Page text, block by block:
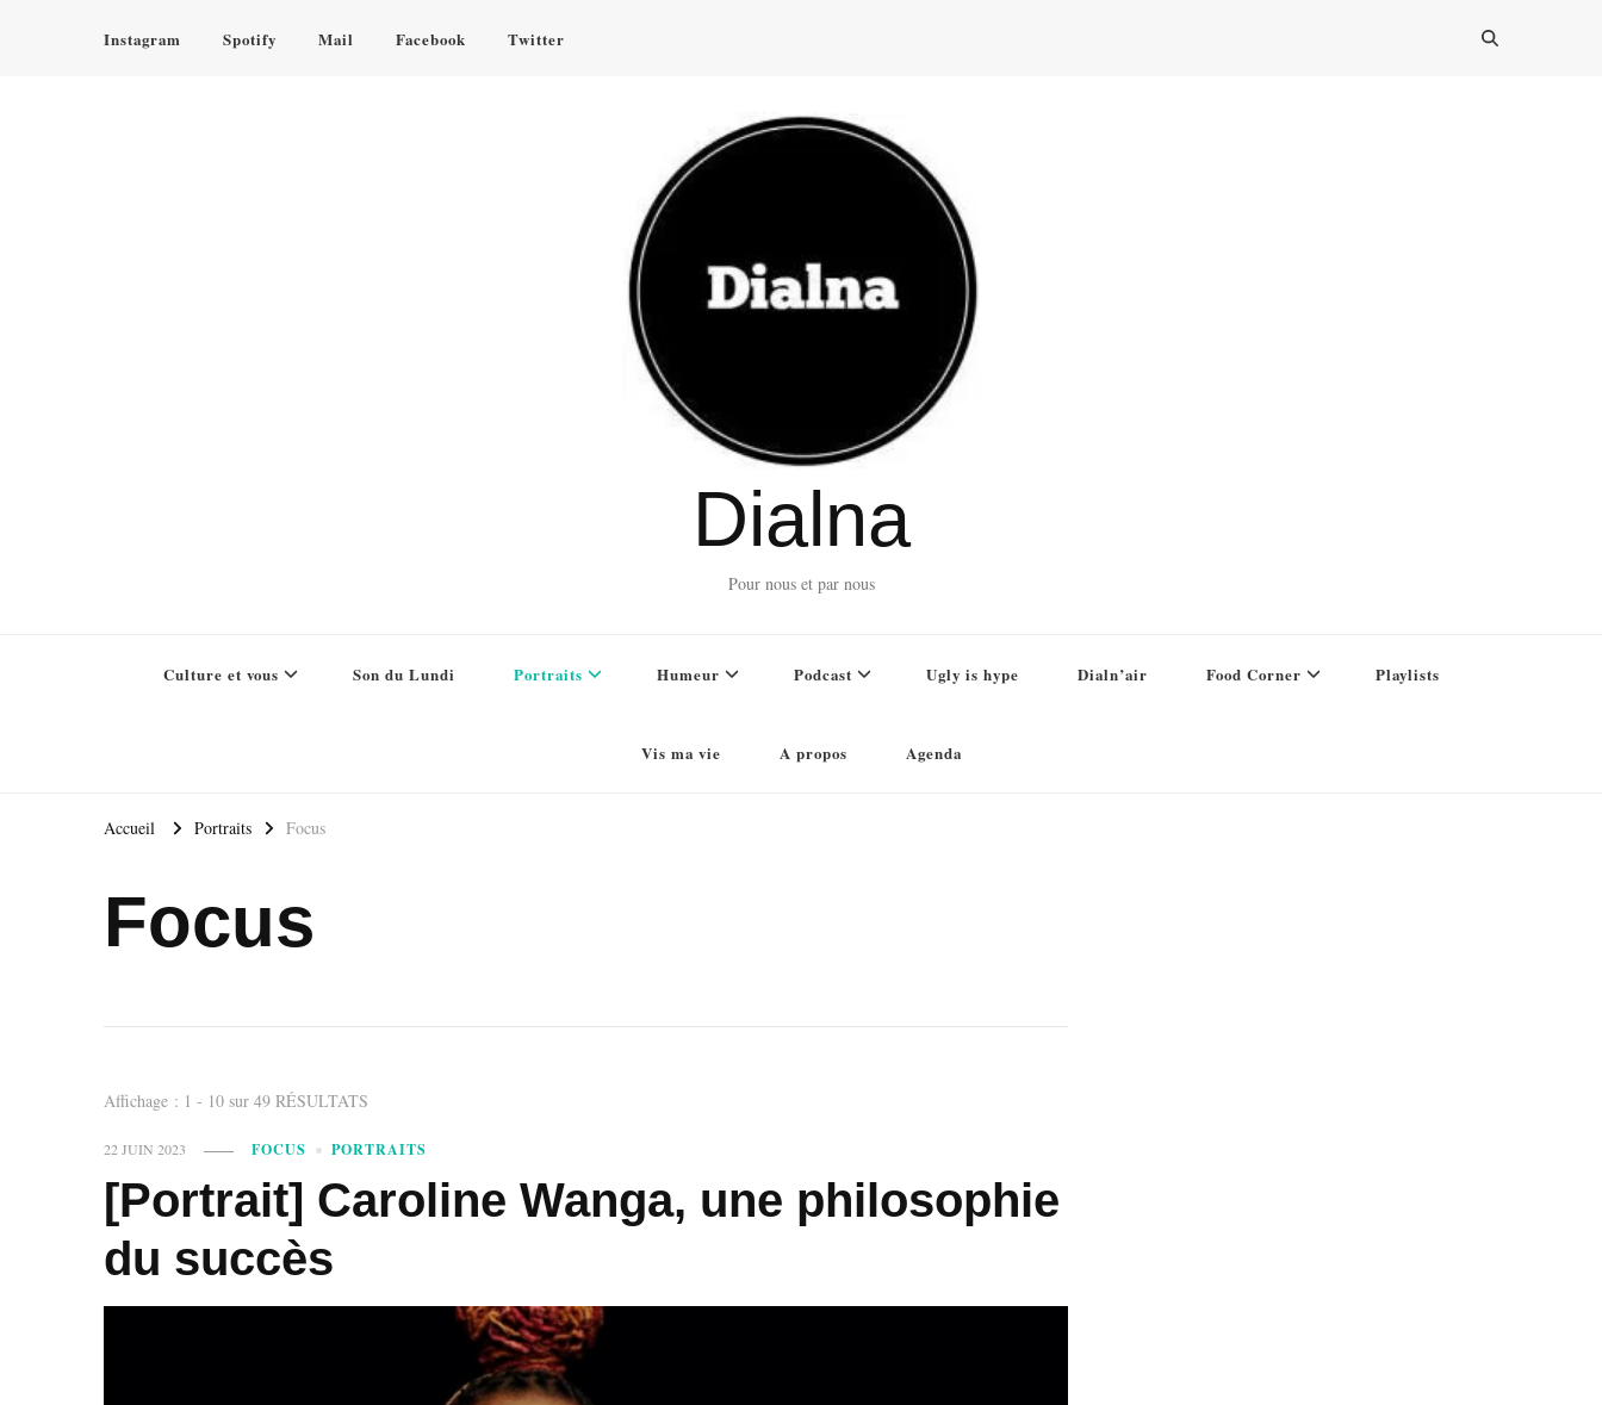
Instagram Spotify Mail Facebook Twitter
Dialna
Pour nous et par nous
Culture et vous Son du Lundi Portraits Humeur Podcast Ugly is hype Dialn’air Food Corner Playlists
Vis ma vie A propos Agenda
Accueil Portraits Focus
Focus
Affichage : 1 - 10 sur 49 RÉSULTATS
22 JUIN 2023 FOCUS PORTRAITS
[Portrait] Caroline Wanga, une philosophie
du succès